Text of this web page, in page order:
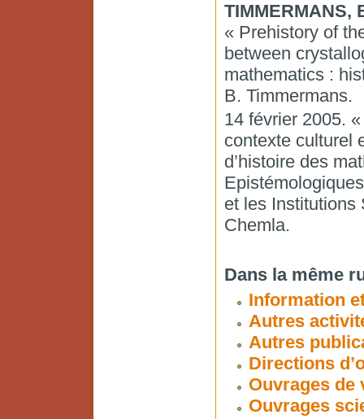
TIMMERMANS,
« Prehistory of
between
mathematics :
B. Timmermans.
14 février 2005.
contexte culturel
d’histoire des
et les Institutions
Chemla.
Dans la même
Information
Autres
Autres
Directions
Ouvrages de
Ouvrages